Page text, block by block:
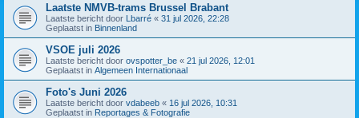
Laatste NMVB-trams Brussel Brabant
Laatste bericht door Lbarré « 31 jul 2026, 22:28
Geplaatst in Binnenland
VSOE juli 2026
Laatste bericht door ovspotter_be « 21 jul 2026, 12:01
Geplaatst in Algemeen Internationaal
Foto's Juni 2026
Laatste bericht door vdabeeb « 16 jul 2026, 10:31
Geplaatst in Reportages & Fotografie